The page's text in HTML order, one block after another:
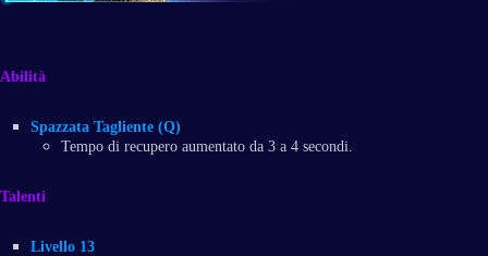
Abilità
Spazzata Tagliente (Q)
Tempo di recupero aumentato da 3 a 4 secondi.
Talenti
Livello 13